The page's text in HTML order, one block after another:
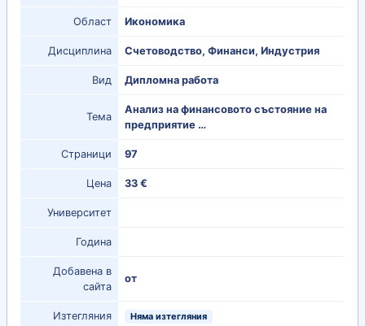
Област Икономика
Дисциплина Счетоводство, Финанси, Индустрия
Вид Дипломна работа
Тема
Анализ на финансовото състояние на
предприятие …
Страници 97
Цена 33 €
Университет
Година
Добавена в
сайта
от
Изтегляния Няма изтегляния